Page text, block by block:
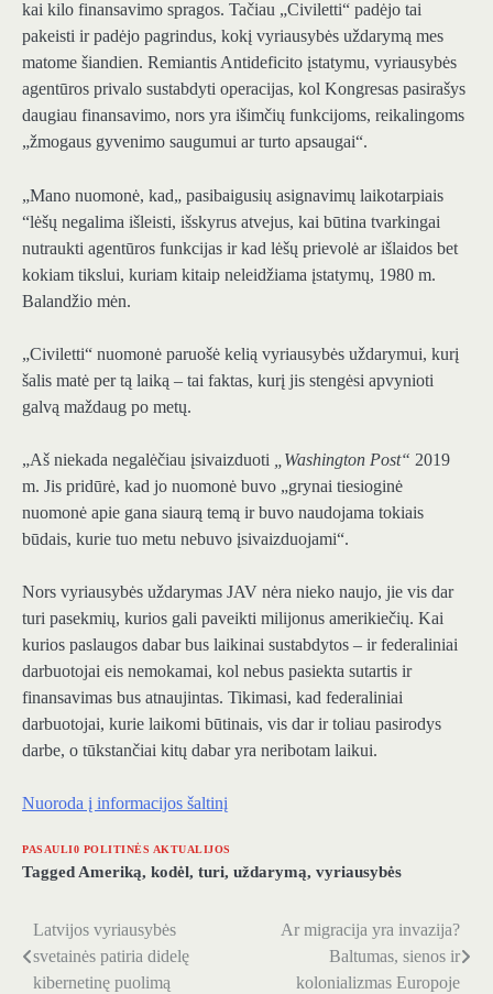
kai kilo finansavimo spragos. Tačiau „Civiletti“ padėjo tai
pakeisti ir padėjo pagrindus, kokį vyriausybės uždarymą mes
matome šiandien. Remiantis Antideficito įstatymu, vyriausybės
agentūros privalo sustabdyti operacijas, kol Kongresas pasirašys
daugiau finansavimo, nors yra išimčių funkcijoms, reikalingoms
„žmogaus gyvenimo saugumui ar turto apsaugai“.
„Mano nuomonė, kad„ pasibaigusių asignavimų laikotarpiais
“lėšų negalima išleisti, išskyrus atvejus, kai būtina tvarkingai
nutraukti agentūros funkcijas ir kad lėšų prievolė ar išlaidos bet
kokiam tikslui, kuriam kitaip neleidžiama įstatymų, 1980 m.
Balandžio mėn.
„Civiletti“ nuomonė paruošė kelią vyriausybės uždarymui, kurį
šalis matė per tą laiką – tai faktas, kurį jis stengėsi apvynioti
galvą maždaug po metų.
„Aš niekada negalėčiau įsivaizduoti „Washington Post“ 2019
m. Jis pridūrė, kad jo nuomonė buvo „grynai tiesioginė
nuomonė apie gana siaurą temą ir buvo naudojama tokiais
būdais, kurie tuo metu nebuvo įsivaizduojami“.
Nors vyriausybės uždarymas JAV nėra nieko naujo, jie vis dar
turi pasekmių, kurios gali paveikti milijonus amerikiečių. Kai
kurios paslaugos dabar bus laikinai sustabdytos – ir federaliniai
darbuotojai eis nemokamai, kol nebus pasiekta sutartis ir
finansavimas bus atnaujintas. Tikimasi, kad federaliniai
darbuotojai, kurie laikomi būtinais, vis dar ir toliau pasirodys
darbe, o tūkstančiai kitų dabar yra neribotam laikui.
Nuoroda į informacijos šaltinį
PASAULI0 POLITINĖS AKTUALIJOS
Tagged Ameriką, kodėl, turi, uždarymą, vyriausybės
Navigacija
tarp
Latvijos vyriausybės
svetainės patiria didelę
kibernetinę puolimą
Ar migracija yra invazija?
Baltumas, sienos ir
kolonializmas Europoje